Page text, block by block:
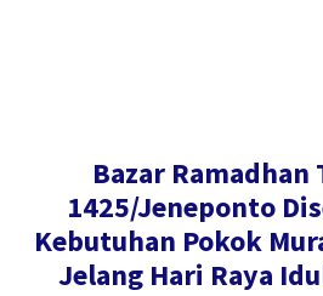
Bazar Ramadhan
1425/Jeneponto
Kebutuhan Pokok
Jelang Hari Raya